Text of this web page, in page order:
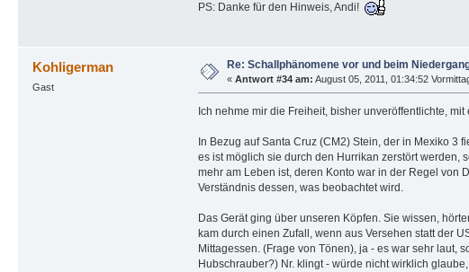
PS: Danke für den Hinweis, Andi!
Kohligerman
Gast
Re: Schallphänomene vor und beim
« Antwort #34 am: August 05, 2011, 01:34:52
Ich nehme mir die Freiheit, bisher unveröffentlichte,
In Bezug auf Santa Cruz (CM2) Stein, der in Mexiko
es ist möglich sie durch den Hurrikan zerstört werden,
mehr am Leben ist, deren Konto war in der Regel von
Verständnis dessen, was beobachtet wird.
Das Gerät ging über unseren Köpfen. Sie wissen,
kam durch einen Zufall, wenn aus Versehen statt der
Mittagessen. (Frage von Tönen), ja - es war sehr laut,
Hubschrauber?) Nr. klingt - würde nicht wirklich